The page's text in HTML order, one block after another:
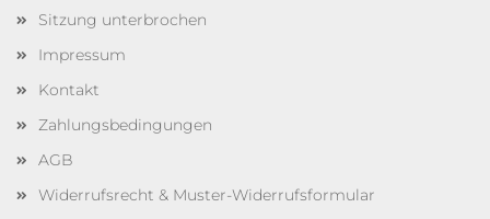
Sitzung unterbrochen
Impressum
Kontakt
Zahlungsbedingungen
AGB
Widerrufsrecht & Muster-Widerrufsformular